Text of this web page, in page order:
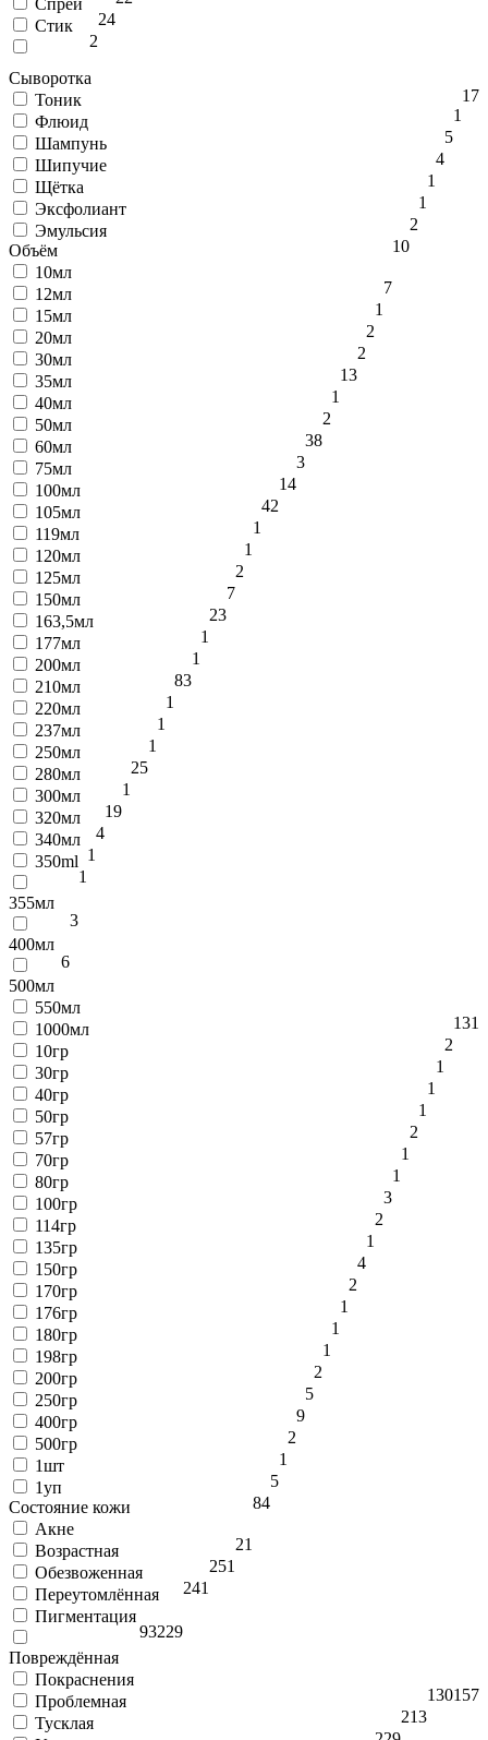
Спрей
24
Стик
2
Сыворотка
17
Тоник
1
Флюид
5
Шампунь
4
Шипучие
1
Щётка
1
Эксфолиант
2
Эмульсия
10
Объём
10мл
7
12мл
1
15мл
2
20мл
2
30мл
13
35мл
1
40мл
2
50мл
38
60мл
3
75мл
14
100мл
42
105мл
1
119мл
1
120мл
2
125мл
7
150мл
23
163,5мл
1
177мл
1
200мл
83
210мл
1
220мл
1
237мл
1
250мл
25
280мл
1
300мл
19
320мл
4
340мл
1
350ml
1
355мл
3
400мл
6
500мл
31
550мл
1
1000мл
2
10гр
1
30гр
1
40гр
1
50гр
2
57гр
1
70гр
1
80гр
3
100гр
2
114гр
1
135гр
4
150гр
2
170гр
1
176гр
1
180гр
1
198гр
2
200гр
5
250гр
9
400гр
2
500гр
1
1шт
5
1уп
84
Состояние кожи
Акне
21
Возрастная
251
Обезвоженная
241
Переутомлённая
229
Пигментация
93
Повреждённая
157
Покраснения
130
Проблемная
213
Тусклая